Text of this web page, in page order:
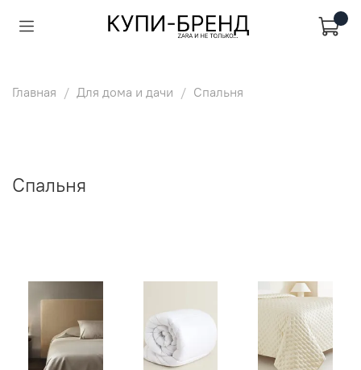
Главная Для дома и дачи Спальня
Спальня